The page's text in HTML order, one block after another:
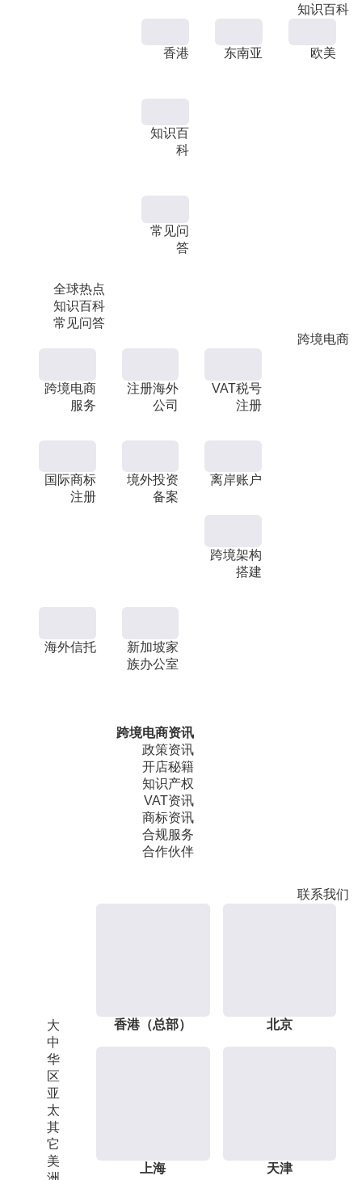
知识百科
全球热点
知识百科
常见问答
香港 东南亚 欧美
知识百
科
常见问
答
跨境电商
跨境电商
服务
注册海外
公司
VAT税号
注册
国际商标
注册
境外投资
备案
离岸账户
跨境架构
搭建
海外信托
新加坡家
族办公室
跨境电商资讯
政策资讯
开店秘籍
知识产权
VAT资讯
商标资讯
合规服务
合作伙伴
联系我们
大
中
华
区
亚
太
其
它
美
香港（总部） 北京
上海 天津